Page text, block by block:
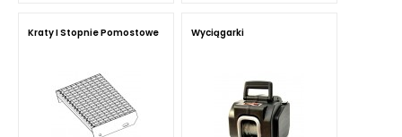
Kraty I Stopnie Pomostowe Wyciągarki